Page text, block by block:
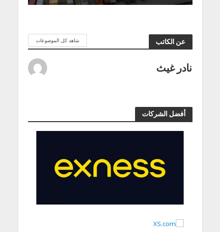
عن الكاتب شاهد كل الموضوعات
نادر غيث
أفضل الشركات